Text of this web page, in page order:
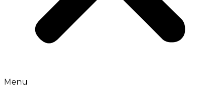
Menu